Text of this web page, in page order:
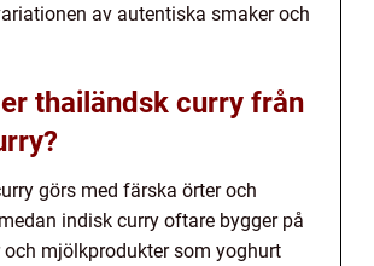
av autentiska smaker och
thailändsk curry från
görs med färska örter och
indisk curry oftare bygger på
och mjölkprodukter som yoghurt